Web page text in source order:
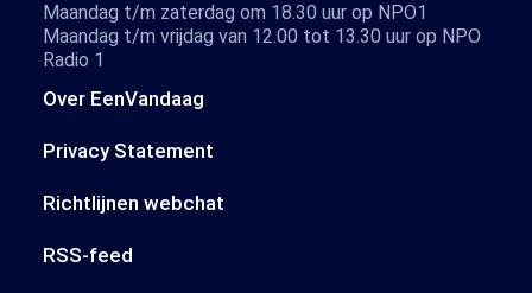
Over EenVandaag
Privacy Statement
Richtlijnen webchat
RSS-feed
Maandag t/m zaterdag om 18.30 uur op NPO1
Maandag t/m vrijdag van 12.00 tot 13.30 uur op NPO
Radio 1